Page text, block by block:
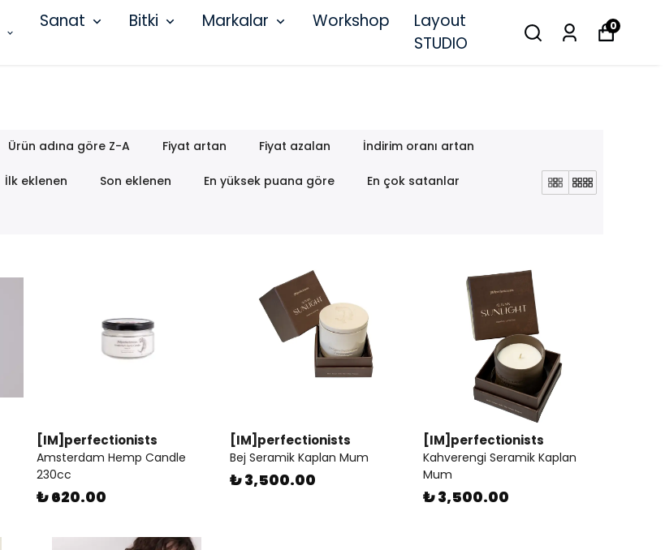
Sanat Bitki Markalar Workshop
Layout
STUDIO
0
Ürün adına göre Z-A Fiyat artan Fiyat azalan İndirim oranı artan
İlk eklenen Son eklenen En yüksek puana göre En çok satanlar
[IM]perfectionists
Amsterdam Hemp Candle
230cc
₺ 620.00
[IM]perfectionists
Bej Seramik Kaplan Mum
₺ 3,500.00
[IM]perfectionists
Kahverengi Seramik Kaplan
Mum
₺ 3,500.00